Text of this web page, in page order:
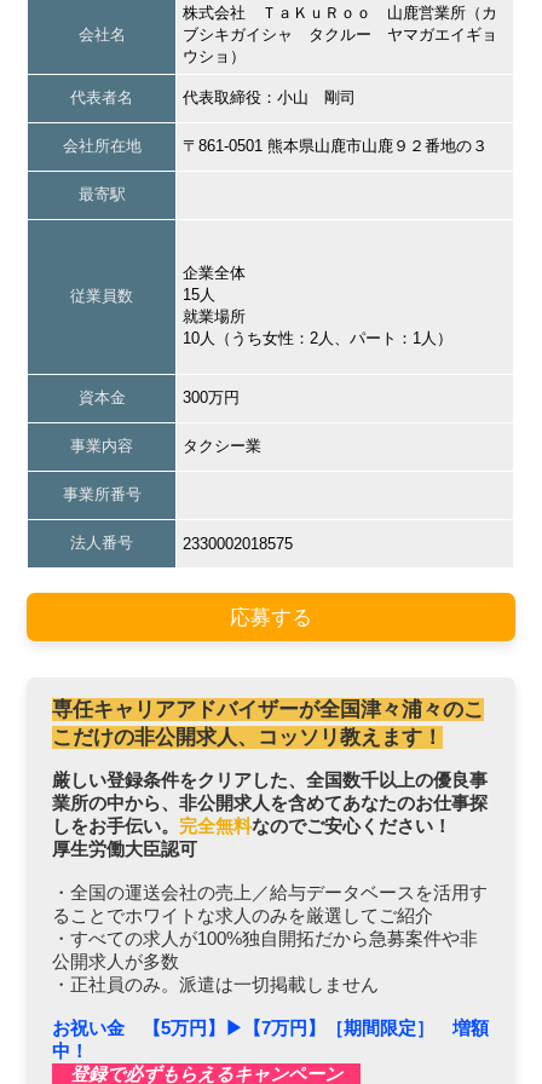
会社名
株式会社 ＴａＫｕＲｏｏ 山鹿営業所（カ
ブシキガイシャ タクルー ヤマガエイギョ
ウショ）
代表者名 代表取締役：小山 剛司
会社所在地 〒861-0501 熊本県山鹿市山鹿９２番地の３
最寄駅
従業員数
企業全体
15人
就業場所
10人（うち女性：2人、パート：1人）
資本金 300万円
事業内容 タクシー業
事業所番号
法人番号 2330002018575
応募する
専任キャリアアドバイザーが全国津々浦々のこ
こだけの非公開求人、コッソリ教えます！
厳しい登録条件をクリアした、全国数千以上の優良事
業所の中から、非公開求人を含めてあなたのお仕事探
しをお手伝い。 完全無料なのでご安心ください！
厚生労働大臣認可
・全国の運送会社の売上／給与データベースを活用す
ることでホワイトな求人のみを厳選してご紹介
・すべての求人が100%独自開拓だから急募案件や非
公開求人が多数
・正社員のみ。派遣は一切掲載しません
お祝い金 【5万円】▶︎【7万円】［期間限定］ 増額
中！
登録で必ずもらえるキャンペーン